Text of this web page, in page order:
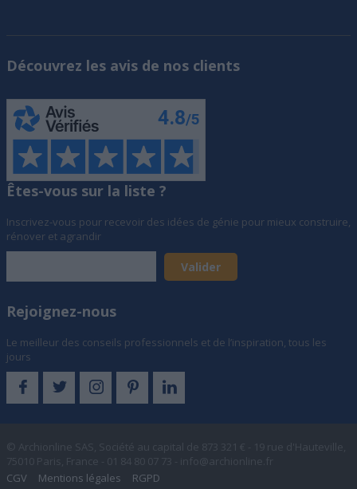
Découvrez les avis de nos clients
Êtes-vous sur la liste ?
Inscrivez-vous pour recevoir des idées de génie pour mieux construire,
rénover et agrandir
Rejoignez-nous
Le meilleur des conseils professionnels et de l’inspiration, tous les
jours
© Archionline SAS, Société au capital de 873 321 € - 19 rue d'Hauteville,
75010 Paris, France - 01 84 80 07 73 -
info@archionline.fr
CGV
Mentions légales RGPD